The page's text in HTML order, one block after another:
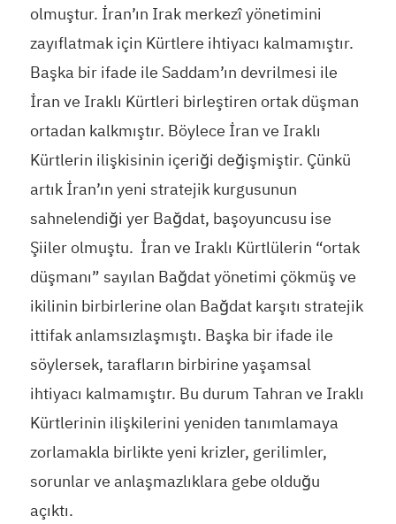
olmuştur. İran’ın Irak merkezî yönetimini
zayıflatmak için Kürtlere ihtiyacı kalmamıştır.
Başka bir ifade ile Saddam’ın devrilmesi ile
İran ve Iraklı Kürtleri birleştiren ortak düşman
ortadan kalkmıştır. Böylece İran ve Iraklı
Kürtlerin ilişkisinin içeriği değişmiştir. Çünkü
artık İran’ın yeni stratejik kurgusunun
sahnelendiği yer Bağdat, başoyuncusu ise
Şiiler olmuştu. İran ve Iraklı Kürtlülerin “ortak
düşmanı” sayılan Bağdat yönetimi çökmüş ve
ikilinin birbirlerine olan Bağdat karşıtı stratejik
ittifak anlamsızlaşmıştı. Başka bir ifade ile
söylersek, tarafların birbirine yaşamsal
ihtiyacı kalmamıştır. Bu durum Tahran ve Iraklı
Kürtlerinin ilişkilerini yeniden tanımlamaya
zorlamakla birlikte yeni krizler, gerilimler,
sorunlar ve anlaşmazlıklara gebe olduğu
açıktı.